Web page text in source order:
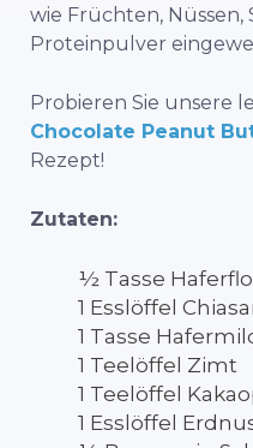
wie Früchten, Nüssen,
Proteinpulver
Probieren Sie unsere
Chocolate Peanut
Rezept!
Zutaten:
½ Tasse
1 Esslöffel
1 Tasse
1 Teelöffel Zimt
1 Teelöffel
1 Esslöffel